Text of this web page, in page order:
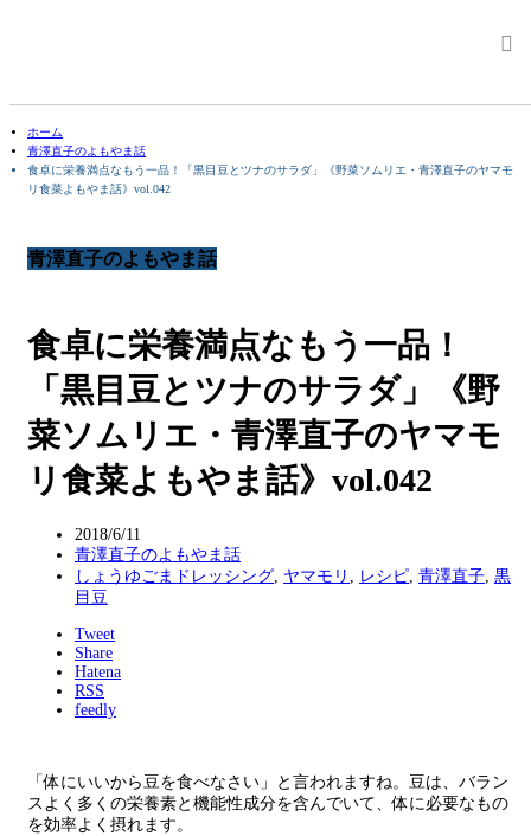
ホーム
青澤直子のよもやま話
食卓に栄養満点なもう一品！「黒目豆とツナのサラダ」《野菜ソムリエ・青澤直子のヤマモ
リ食菜よもやま話》vol.042
青澤直子のよもやま話
食卓に栄養満点なもう一品！
「黒目豆とツナのサラダ」《野
菜ソムリエ・青澤直子のヤマモ
リ食菜よもやま話》vol.042
2018/6/11
青澤直子のよもやま話
しょうゆごまドレッシング ヤマモリ レシピ 青澤直子 黒
目豆
Tweet
Share
Hatena
RSS
feedly
「体にいいから豆を食べなさい」と言われますね。豆は、バラン
スよく多くの栄養素と機能性成分を含んでいて、体に必要なもの
を効率よく摂れます。